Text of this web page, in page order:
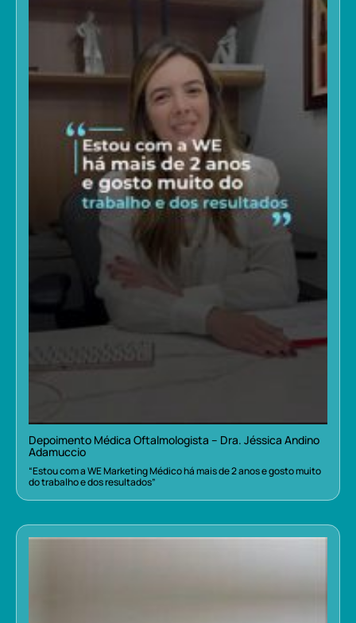
Depoimento Médica Oftalmologista – Dra. Jéssica Andino
Adamuccio
“Estou com a WE Marketing Médico há mais de 2 anos e gosto muito
do trabalho e dos resultados”